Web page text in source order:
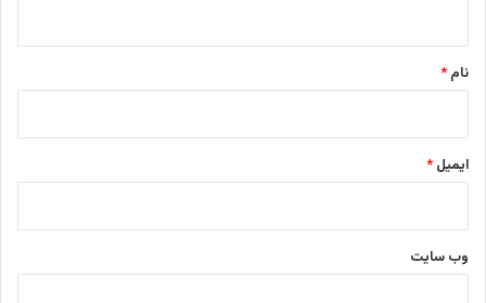
نام *
ایمیل *
وب‌ سایت